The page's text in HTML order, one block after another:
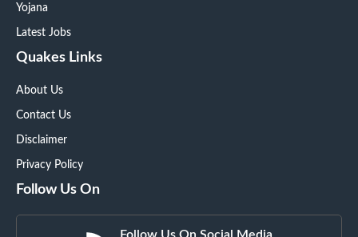
Yojana
Latest Jobs
Quakes Links
About Us
Contact Us
Disclaimer
Privacy Policy
Follow Us On